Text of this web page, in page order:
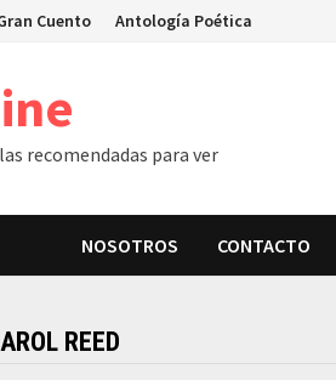
Cuento Antología Poética
recomendadas para ver
NOSOTROS CONTACTO
REED